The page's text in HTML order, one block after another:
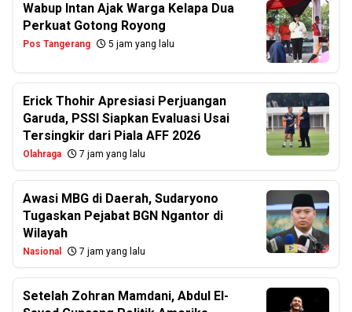
Wabup Intan Ajak Warga Kelapa Dua
Perkuat Gotong Royong
Pos Tangerang 5 jam yang lalu
Erick Thohir Apresiasi Perjuangan
Garuda, PSSI Siapkan Evaluasi Usai
Tersingkir dari Piala AFF 2026
Olahraga 7 jam yang lalu
Awasi MBG di Daerah, Sudaryono
Tugaskan Pejabat BGN Ngantor di
Wilayah
Nasional 7 jam yang lalu
Setelah Zohran Mamdani, Abdul El-